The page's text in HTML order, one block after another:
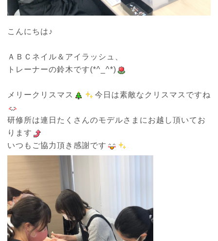
こんにちは♪
ＡＢＣネイル＆アイラッシュ、
トレーナーの鈴木です(*^_^*)
メリークリスマス 今日は素敵なクリスマスですね
研修所は連日たくさんのモデルさまにお越し頂いてお
ります
いつもご協力頂き感謝です